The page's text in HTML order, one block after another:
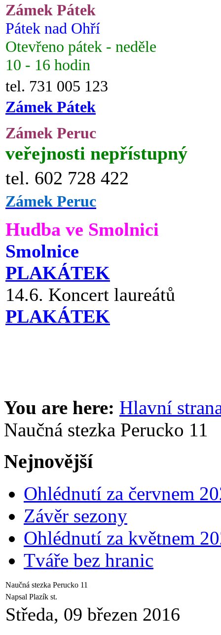
Zámek Pátek
Pátek nad Ohří
Otevřeno pátek - neděle
10 - 16 hodin
tel. 731 005 123
Zámek Pátek
Zámek Peruc
veřejnosti nepřístupný
tel. 602 728 422
Zámek Peruc
Hudba ve Smolnici
Smolnice
PLAKÁTEK
14.6. Koncert laureátů
PLAKÁTEK
You are here: Hlavní
Naučná stezka Perucko 11
Nejnovější
Ohlédnutí za červnem
Závěr sezony
Ohlédnutí za květnem
Tváře bez hranic
Naučná stezka Perucko 11
Napsal Plazík st.
Středa, 09 březen 2016